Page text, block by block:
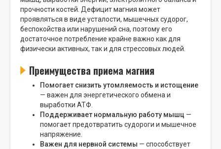
прочности костей. Дефицит магния может
проявляться в виде усталости, мышечных судорог,
беспокойства или нарушений сна, поэтому его
достаточное потребление крайне важно как для
физически активных, так и для стрессовых людей.
Преимущества приема магния
Помогает снизить утомляемость и истощение
— важен для энергетического обмена и
выработки АТФ.
Поддерживает нормальную работу мышц —
помогает предотвратить судороги и мышечное
напряжение.
Важен для нервной системы — способствует